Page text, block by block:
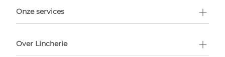
Onze services
Over Lincherie